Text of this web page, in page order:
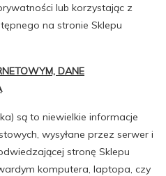
lub korzystając z
na stronie Sklepu
DANE
są to niewielkie informacje
wysyłane przez serwer i
stronę Sklepu
komputera, laptopa, czy